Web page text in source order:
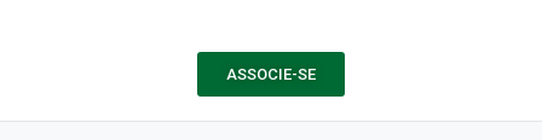
ASSOCIE-SE